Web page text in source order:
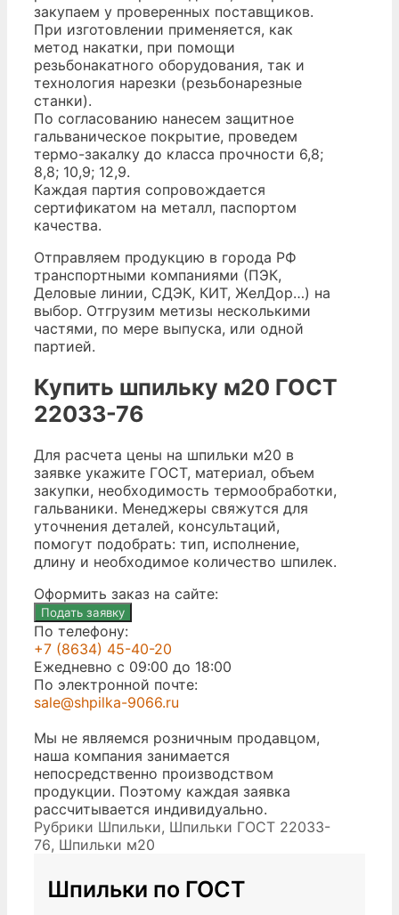
закупаем у проверенных поставщиков.
При изготовлении применяется, как
метод накатки, при помощи
резьбонакатного оборудования, так и
технология нарезки (резьбонарезные
станки).
По согласованию нанесем защитное
гальваническое покрытие, проведем
термо-закалку до класса прочности 6,8;
8,8; 10,9; 12,9.
Каждая партия сопровождается
сертификатом на металл, паспортом
качества.
Отправляем продукцию в города РФ
транспортными компаниями (ПЭК,
Деловые линии, СДЭК, КИТ, ЖелДор…) на
выбор. Отгрузим метизы несколькими
частями, по мере выпуска, или одной
партией.
Купить шпильку м20 ГОСТ
22033-76
Для расчета цены на шпильки м20 в
заявке укажите ГОСТ, материал, объем
закупки, необходимость термообработки,
гальваники. Менеджеры свяжутся для
уточнения деталей, консультаций,
помогут подобрать: тип, исполнение,
длину и необходимое количество шпилек.
Оформить заказ на сайте:
Подать заявку
По телефону:
+7 (8634) 45-40-20
Ежедневно с 09:00 до 18:00
По электронной почте:
sale@shpilka-9066.ru
Мы не являемся розничным продавцом,
наша компания занимается
непосредственно производством
продукции. Поэтому каждая заявка
рассчитывается индивидуально.
Рубрики Шпильки, Шпильки ГОСТ 22033-
76, Шпильки м20
Шпильки по ГОСТ